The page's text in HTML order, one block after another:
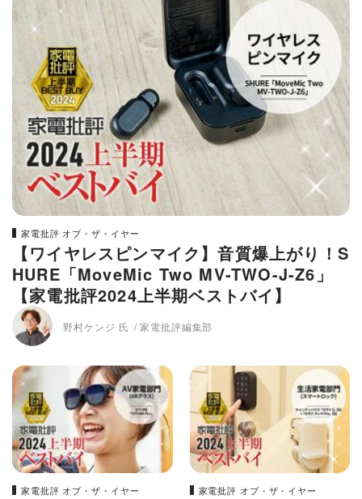
家電批評 オブ・ザ・イヤー
【ワイヤレスピンマイク】音質爆上がり！S
HURE「MoveMic Two MV-TWO-J-Z6」
【家電批評2024上半期ベストバイ】
野村ケンジ 氏 家電批評編集部
家電批評 オブ・ザ・イヤー 家電批評 オブ・ザ・イヤー